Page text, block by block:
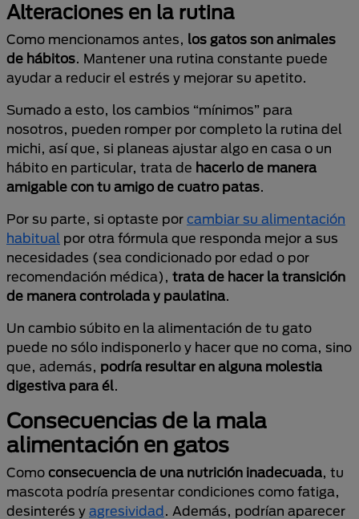
Alteraciones en la rutina
Como mencionamos antes, los gatos son animales
de hábitos. Mantener una rutina constante puede
ayudar a reducir el estrés y mejorar su apetito.
Sumado a esto, los cambios “mínimos” para
nosotros, pueden romper por completo la rutina del
michi, así que, si planeas ajustar algo en casa o un
hábito en particular, trata de hacerlo de manera
amigable con tu amigo de cuatro patas.
Por su parte, si optaste por cambiar su alimentación
habitual por otra fórmula que responda mejor a sus
necesidades (sea condicionado por edad o por
recomendación médica), trata de hacer la transición
de manera controlada y paulatina.
Un cambio súbito en la alimentación de tu gato
puede no sólo indisponerlo y hacer que no coma, sino
que, además, podría resultar en alguna molestia
digestiva para él.
Consecuencias de la mala
alimentación en gatos
Como consecuencia de una nutrición inadecuada, tu
mascota podría presentar condiciones como fatiga,
desinterés y agresividad. Además, podrían aparecer